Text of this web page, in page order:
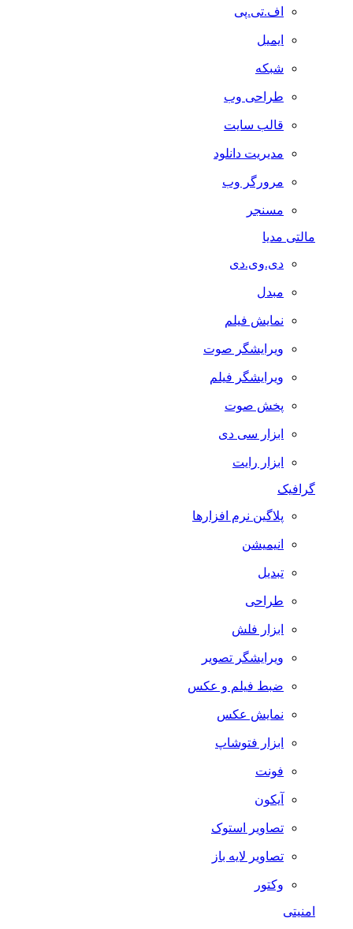
اف.تی.پی
ایمیل
شبکه
طراحی وب
قالب سایت
مدیریت دانلود
مرورگر وب
مسنجر
مالتی مدیا
دی.وی.دی
مبدل
نمایش فیلم
ویرایشگر صوت
ویرایشگر فیلم
پخش صوت
ابزار سی دی
ابزار رایت
گرافیک
پلاگین نرم افزارها
انیمیشن
تبدیل
طراحی
ابزار فلش
ویرایشگر تصویر
ضبط فيلم و عكس
نمایش عکس
ابزار فتوشاپ
فونت
آیکون
تصاویر استوک
تصاویر لایه باز
وکتور